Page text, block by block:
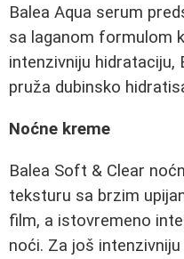
Balea Aqua serum
sa laganom formulom
intenzivniju hidrataciju,
pruža dubinsko
Noćne kreme
Balea Soft & Clear
teksturu sa brzim
film, a istovremeno
noći. Za još